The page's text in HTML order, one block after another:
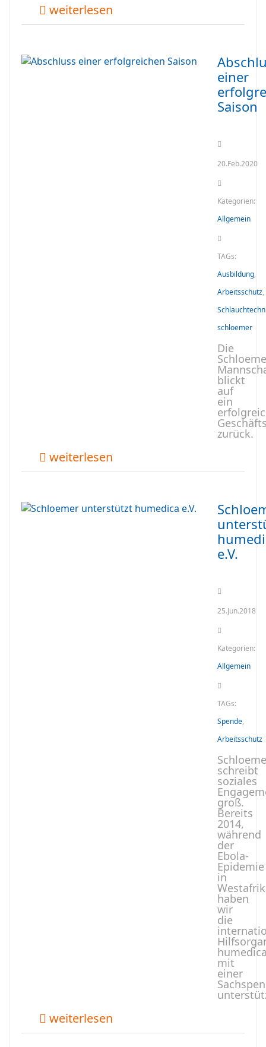
weiterlesen
einer
Saison
20.Feb.2020
Kategorien:
Allgemein
TAGs:
Ausbildung,
Arbeitsschutz,
schloemer
Die
blickt
auf
ein
zurück.
weiterlesen
e.V.
25.Jun.2018
Kategorien:
Allgemein
TAGs:
Spende,
Arbeitsschutz
schreibt
soziales
groß.
Bereits
2014,
während
der
Ebola-
Epidemie
in
haben
wir
die
mit
einer
weiterlesen